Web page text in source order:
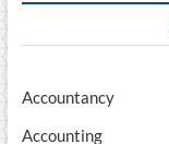
Accountancy
Accounting